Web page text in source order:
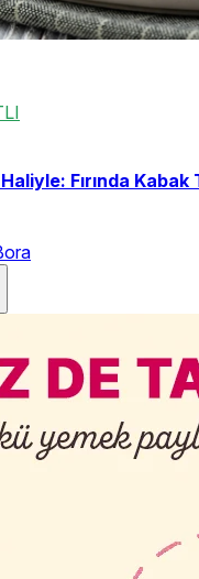
Fırında Kabak